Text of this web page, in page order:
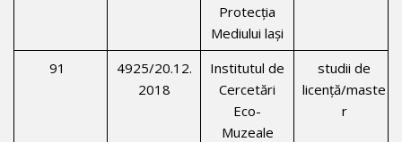
Protecţia
Mediului laşi
91
4925/20.12.
2018
Institutul de
Cercetări
Eco-
Muzeale
studii de
licenţă/maste
r